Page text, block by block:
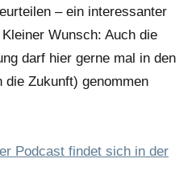
– ein interessanter
Wunsch: Auch die
darf hier gerne mal in den
Zukunft) genommen
Podcast findet sich in der